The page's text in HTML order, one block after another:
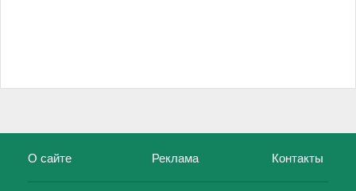
О сайте Реклама Контакты